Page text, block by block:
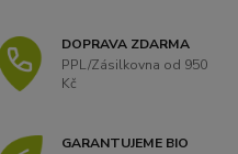
DOPRAVA ZDARMA
PPL/Zásilkovna od 950
Kč
GARANTUJEME BIO